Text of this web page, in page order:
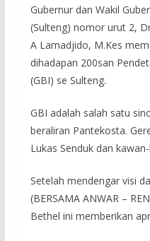
Gubernur dan Wakil
(Sulteng) nomor urut 2,
A Lamadjido, M.Kes
dihadapan 200san
(GBI) se Sulteng.
GBI adalah salah satu
beraliran Pantekosta.
Lukas Senduk dan
Setelah mendengar visi
(BERSAMA ANWAR –
Bethel ini memberikan